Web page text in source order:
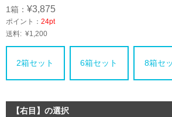
1箱： ¥3,875
ポイント： 24pt
送料: ¥1,200
2箱セット 6箱セット 8箱セ
【右目】の選択